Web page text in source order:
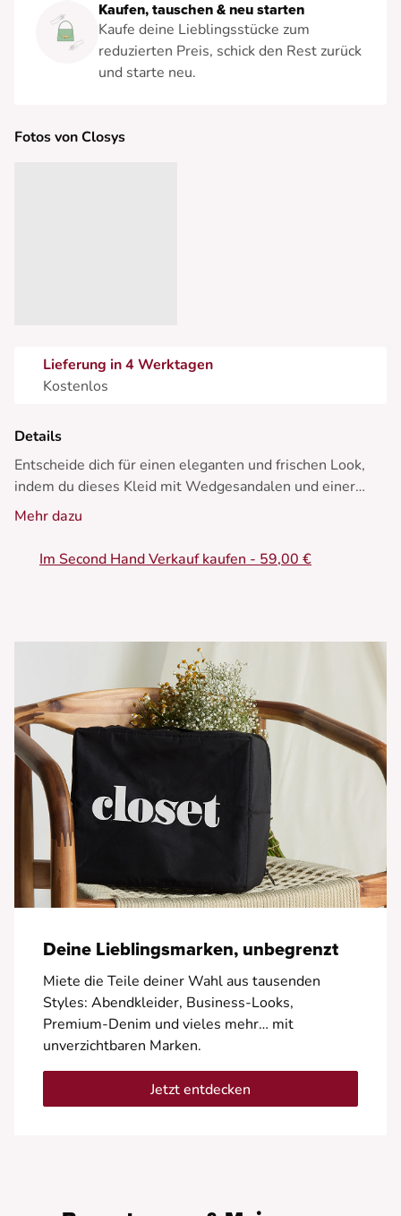
Kaufen, tauschen & neu starten
Kaufe deine Lieblingsstücke zum
reduzierten Preis, schick den Rest zurück
und starte neu.
Fotos von Closys
Lieferung in 4 Werktagen
Kostenlos
Details
Entscheide dich für einen eleganten und frischen Look,
indem du dieses Kleid mit Wedgesandalen und einer
Korbtasche für einen sommerlichen Ausflug kombinierst.
• Punktmuster Kleid
• Schlitze an der Seite
Mehr dazu
Im Second Hand Verkauf kaufen - 59,00 €
Deine Lieblingsmarken, unbegrenzt
Miete die Teile deiner Wahl aus tausenden
Styles: Abendkleider, Business-Looks,
Premium-Denim und vieles mehr… mit
unverzichtbaren Marken.
Jetzt entdecken